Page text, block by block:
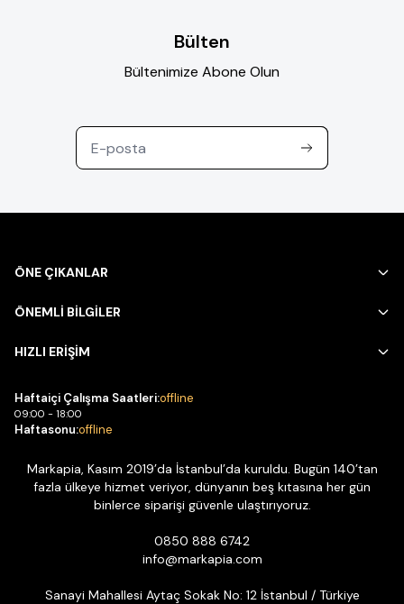
Bülten
Bültenimize Abone Olun
ÖNE ÇIKANLAR
ÖNEMLİ BİLGİLER
HIZLI ERİŞİM
Haftaiçi Çalışma Saatleri:offline
09:00 - 18:00
Haftasonu:offline
Markapia, Kasım 2019’da İstanbul’da kuruldu. Bugün 140’tan
fazla ülkeye hizmet veriyor, dünyanın beş kıtasına her gün
binlerce siparişi güvenle ulaştırıyoruz.
0850 888 6742
info@markapia.com
Sanayi Mahallesi Aytaç Sokak No: 12 İstanbul / Türkiye